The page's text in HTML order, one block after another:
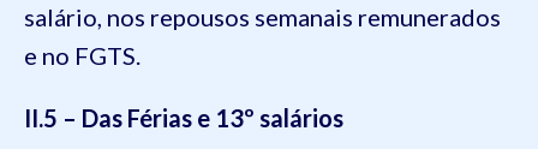
salário, nos repousos semanais remunerados
e no FGTS.
II.5 – Das Férias e 13º salários